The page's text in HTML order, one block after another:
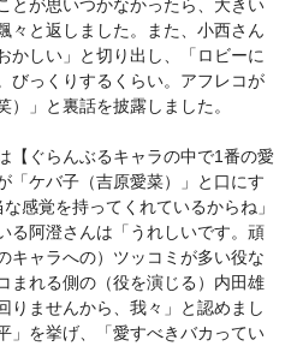
とが思いつかなかったら、大きい
々と返しました。また、小西さん
かしい」と切り出し、「ロビーに
びっくりするくらい。アフレコが
」と裏話を披露しました。
【ぐらんぶるキャラの中で1番の愛
「ケバ子（吉原愛菜）」と口にす
感覚を持ってくれているからね」
る阿澄さんは「うれしいです。頑
キャラへの）ツッコミが多い役な
まれる側の（役を演じる）内田雄
りませんから、我々」と認めまし
」を挙げ、「愛すべきバカってい